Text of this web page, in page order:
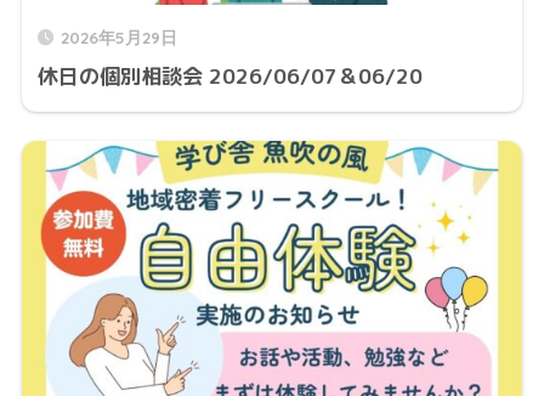
2026年5月29日
休日の個別相談会 2026/06/07＆06/20